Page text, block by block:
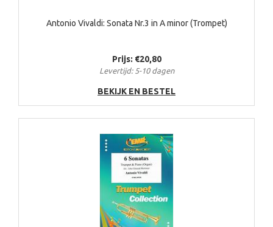
Antonio Vivaldi: Sonata Nr.3 in A minor (Trompet)
Prijs: €20,80
Levertijd: 5-10 dagen
BEKIJK EN BESTEL